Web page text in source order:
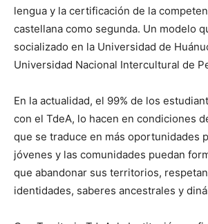
lengua y la certificación de la
castellana como segunda. Un modelo
socializado en la Universidad de
Universidad Nacional Intercultural de
En la actualidad, el 99% de los
con el TdeA, lo hacen en condiciones
que se traduce en más oportunidades
jóvenes y las comunidades puedan
que abandonar sus territorios,
identidades, saberes ancestrales y